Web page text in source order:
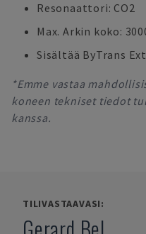
Resonaattori: CO2
Max. Arkin koko:
Sisältää ByTrans
*Emme vastaa
koneen tekniset tiedot
kanssa.
TILIVASTAAVASI: